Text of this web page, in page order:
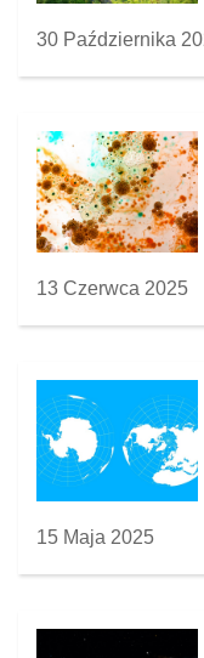
30 Października
13 Czerwca 2025
15 Maja 2025